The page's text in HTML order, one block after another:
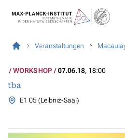
Veranstaltungen
WORKSHOP 07.06.18, 18:00
tba
E1 05 (Leibniz-Saal)